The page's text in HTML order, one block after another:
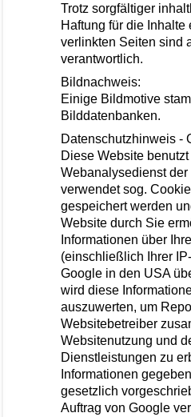
Trotz sorgfältiger
Haftung für die
verlinkten Seiten sind
verantwortlich.
Bildnachweis:
Einige Bildmotive
Bilddatenbanken.
Datenschutzhinweis -
Diese Website
Webanalysedienst
verwendet sog.
gespeichert werden
Website durch Sie
Informationen über
(einschließlich Ihrer
Google in den USA
wird diese
auszuwerten, um
Websitebetreiber
Websitenutzung und
Dienstleistungen zu
Informationen
gesetzlich
Auftrag von Google